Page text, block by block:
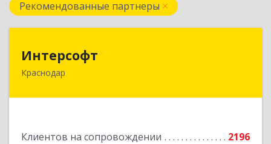
Рекомендованные партнеры
Интерсофт
Краснодар
Клиентов на сопровождении
2196
350020, Краснодарский край, Краснодар г,